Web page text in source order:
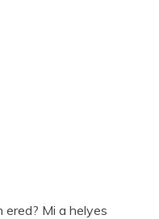
ered? Mi a helyes